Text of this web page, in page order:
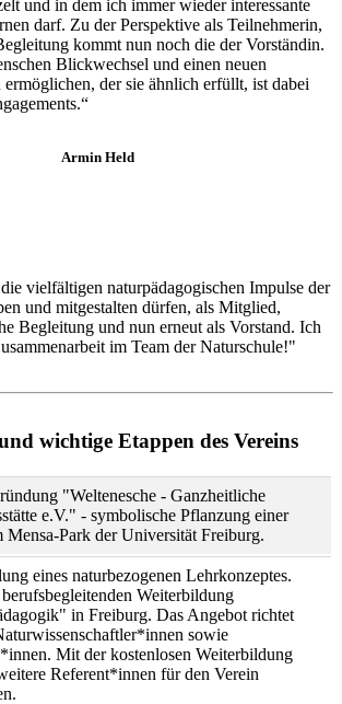
und in dem ich immer wieder interessante
darf. Zu der Perspektive als Teilnehmerin,
kommt nun noch die der Vorständin.
Blickwechsel und einen neuen
ermöglichen, der sie ähnlich erfüllt, ist dabei
Armin Held
vielfältigen naturpädagogischen Impulse der
und mitgestalten dürfen, als Mitglied,
Begleitung und nun erneut als Vorstand. Ich
im Team der Naturschule!"
wichtige Etappen des Vereins
"Weltenesche - Ganzheitliche
e.V." - symbolische Pflanzung einer
Mensa-Park der Universität Freiburg.
eines naturbezogenen Lehrkonzeptes.
berufsbegleitenden Weiterbildung
in Freiburg. Das Angebot richtet
sowie
Mit der kostenlosen Weiterbildung
Referent*innen für den Verein